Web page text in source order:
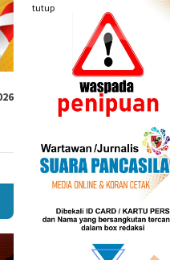
tutup
Lepas Lomba Gerak Jalan